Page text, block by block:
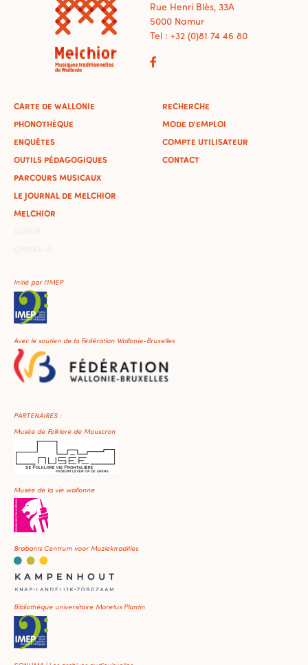
Rue Henri Blès, 33A
5000 Namur
Tel : +32 (0)81 74 46 80
CARTE DE WALLONIE
PHONOTHÈQUE
ENQUÊTES
OUTILS PÉDAGOGIQUES
PARCOURS MUSICAUX
LE JOURNAL DE MELCHIOR
MELCHIOR
RECHERCHE
MODE D'EMPLOI
COMPTE UTILISATEUR
CONTACT
Initié par l'IMEP
Avec le soutien de la Fédération Wallonie-Bruxelles
PARTENAIRES :
Musée de Folklore de Mouscron
Musée de la vie wallonne
Brabants Centrum voor Muziektradities
Bibliothèque universitaire Moretus Plantin